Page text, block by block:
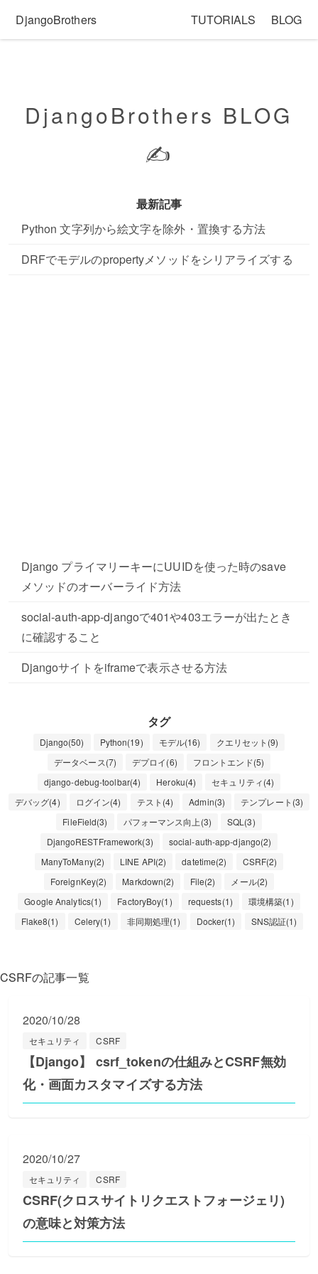
DjangoBrothers TUTORIALS BLOG
DjangoBrothers BLOG
✍️
最新記事
Python 文字列から絵文字を除外・置換する方法
DRFでモデルのpropertyメソッドをシリアライズする
Django プライマリーキーにUUIDを使った時のsave
メソッドのオーバーライド方法
social-auth-app-djangoで401や403エラーが出たとき
に確認すること
Djangoサイトをiframeで表示させる方法
タグ
Django(50) Python(19) モデル(16)
クエリセット(9)
データベース(7)
デプロイ(6)
フロントエンド(5)
django-debug-toolbar(4)
Heroku(4)
セキュリティ(4)
デバッグ(4)
ログイン(4) テスト(4) Admin(3)
テンプレート(3)
FileField(3)
パフォーマンス向上(3)
SQL(3)
DjangoRESTFramework(3)
social-auth-app-django(2)
ManyToMany(2)
LINE API(2) datetime(2)
CSRF(2)
ForeignKey(2)
Markdown(2) File(2)
メール(2)
Google Analytics(1)
FactoryBoy(1) requests(1)
環境構築(1)
Flake8(1)
Celery(1) 非同期処理(1) Docker(1) SNS認証(1)
CSRFの記事一覧
2020/10/28
セキュリティ CSRF
【Django】 csrf_tokenの仕組みとCSRF無効
化・画面カスタマイズする方法
2020/10/27
セキュリティ CSRF
CSRF(クロスサイトリクエストフォージェリ)
の意味と対策方法